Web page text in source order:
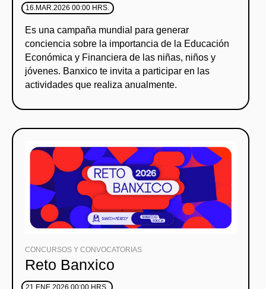
16.MAR.2026 00:00 HRS.
Es una campaña mundial para generar
conciencia sobre la importancia de la Educación
Económica y Financiera de las niñas, niños y
jóvenes. Banxico te invita a participar en las
actividades que realiza anualmente.
CONCURSOS Y CONVOCATORIAS
Reto Banxico
21.ENE.2026 00:00 HRS.